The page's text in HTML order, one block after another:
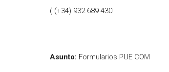
( (+34) 932 689 430
Asunto: Formularios PUE COM